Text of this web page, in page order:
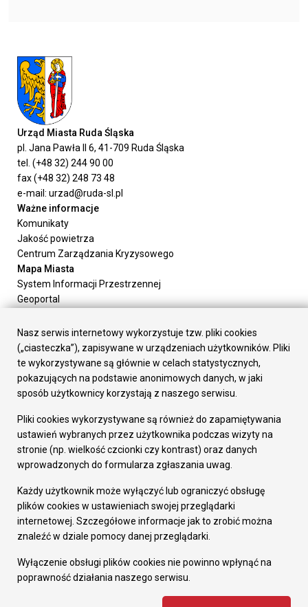
Urząd Miasta Ruda Śląska
pl. Jana Pawła II 6, 41-709 Ruda Śląska
tel. (+48 32) 244 90 00
fax (+48 32) 248 73 48
e-mail: urzad@ruda-sl.pl
Ważne informacje
Komunikaty
Jakość powietrza
Centrum Zarządzania Kryzysowego
Mapa Miasta
System Informacji Przestrzennej
Geoportal
Załatw sprawę
Prezydent Miasta
Rada Miasta
Wydziały
Elektroniczna Skrzynka Podawcza
Gospodarka
Fundusze europejskie
Środki krajowe
Oferty inwestycyjne
Pozostałe
Deklaracja dostępności
Dane osobowe
Dodaj opinię o witrynie
Nasz serwis internetowy wykorzystuje tzw. pliki cookies
(„ciasteczka”), zapisywane w urządzeniach użytkowników. Pliki
te wykorzystywane są głównie w celach statystycznych,
pokazujących na podstawie anonimowych danych, w jaki
sposób użytkownicy korzystają z naszego serwisu.
Pliki cookies wykorzystywane są również do zapamiętywania
ustawień wybranych przez użytkownika podczas wizyty na
stronie (np. wielkość czcionki czy kontrast) oraz danych
wprowadzonych do formularza zgłaszania uwag.
Każdy użytkownik może wyłączyć lub ograniczyć obsługę
plików cookies w ustawieniach swojej przeglądarki
internetowej. Szczegółowe informacje jak to zrobić można
znaleźć w dziale pomocy danej przeglądarki.
Wyłączenie obsługi plików cookies nie powinno wpłynąć na
poprawność działania naszego serwisu.